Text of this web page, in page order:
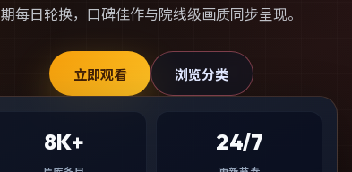
期每日轮换，口碑佳作与院线级画质同步呈现。
立即观看 浏览分类
8K+ 24/7